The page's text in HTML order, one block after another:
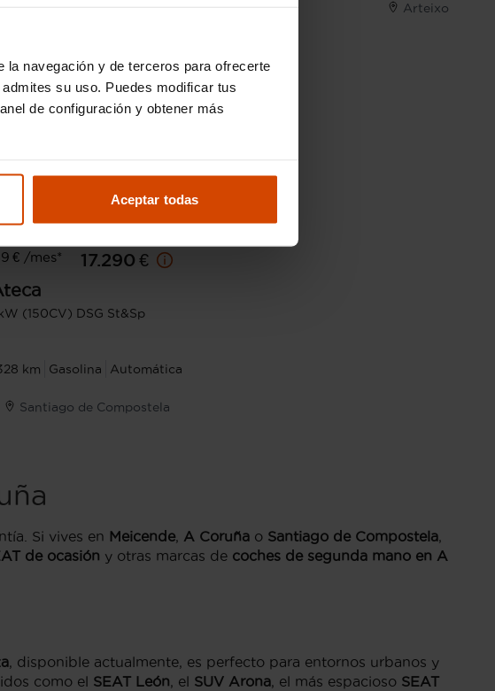
navegación y de terceros para ofrecerte
su uso. Puedes modificar tus
de configuración y obtener más
Aceptar todas
Arteixo
€ /mes*
17.290 €
(150CV) DSG St&Sp
km Gasolina Automática
Santiago de Compostela
Si vives en Meicende, A Coruña o Santiago de Compostela,
de ocasión y otras marcas de coches de segunda mano en A
, disponible actualmente, es perfecto para entornos urbanos y
como el SEAT León, el SUV Arona, el más espacioso SEAT